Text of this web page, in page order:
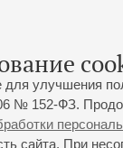
улучшения
№ 152-ФЗ.
сайта. При